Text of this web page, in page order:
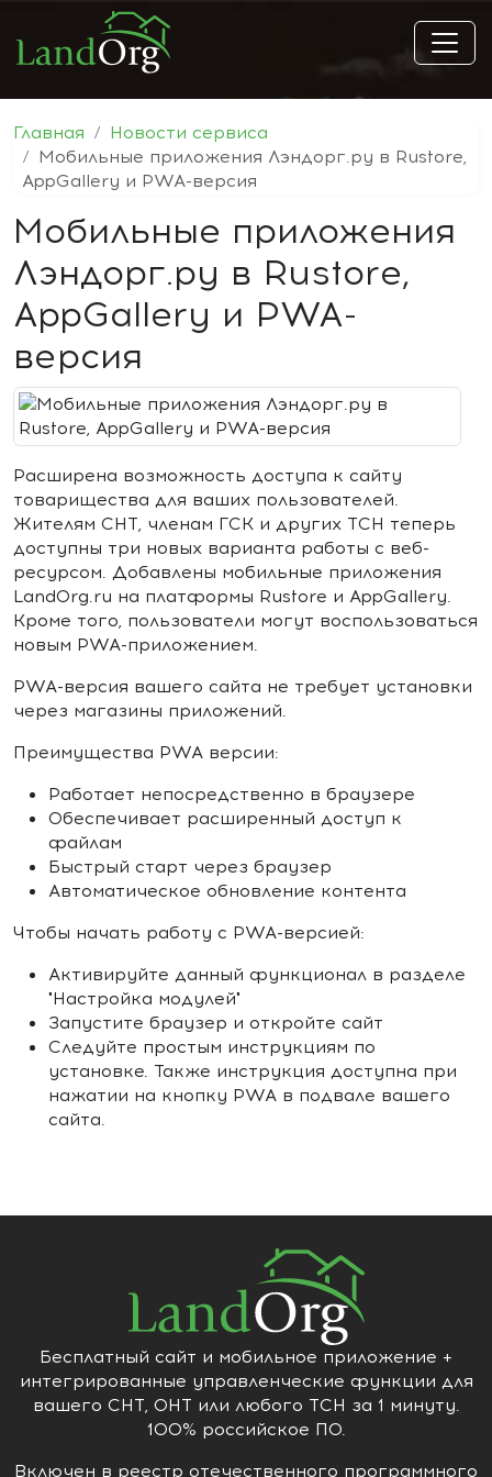
Главная
Новости сервиса
Мобильные приложения Лэндорг.ру в Rustore,
AppGallery и PWA-версия
Мобильные приложения
Лэндорг.ру в Rustore,
AppGallery и PWA-
версия
Расширена возможность доступа к сайту
товарищества для ваших пользователей.
Жителям СНТ, членам ГСК и других ТСН теперь
доступны три новых варианта работы с веб-
ресурсом. Добавлены мобильные приложения
LandOrg.ru на платформы Rustore и AppGallery.
Кроме того, пользователи могут воспользоваться
новым PWA-приложением.
PWA-версия вашего сайта не требует установки
через магазины приложений.
Преимущества PWA версии:
Работает непосредственно в браузере
Обеспечивает расширенный доступ к
файлам
Быстрый старт через браузер
Автоматическое обновление контента
Чтобы начать работу с PWA-версией:
Активируйте данный функционал в разделе
"Настройка модулей"
Запустите браузер и откройте сайт
Следуйте простым инструкциям по
установке. Также инструкция доступна при
нажатии на кнопку PWA в подвале вашего
сайта.
Бесплатный сайт и мобильное приложение +
интегрированные управленческие функции для
вашего СНТ, ОНТ или любого ТСН за 1 минуту.
100% российское ПО.
Включен в реестр отечественного программного